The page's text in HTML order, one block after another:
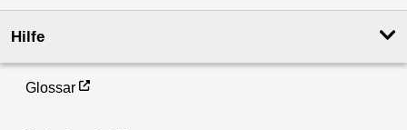
Hilfe
Glossar